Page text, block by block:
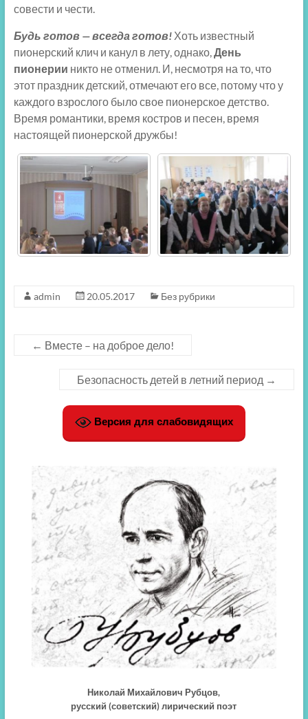
совести и чести.
Будь готов — всегда готов!Хоть известный
пионерский клич и канул в лету, однако,День
пионерии никто не отменил. И, несмотря на то, что
этот праздник детский, отмечают его все, потому что у
каждого взрослого было свое пионерское детство.
Время романтики, время костров и песен, время
настоящей пионерской дружбы!
admin 20.05.2017 Без рубрики
← Вместе – на доброе дело!
Безопасность детей в летний период →
Версия для слабовидящих
Николай Михайлович Рубцов,
русский (советский) лирический поэт